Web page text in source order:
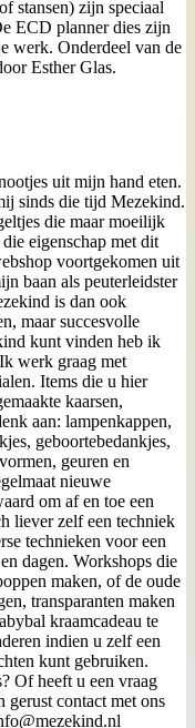
stansen) zijn speciaal
ECD planner dies zijn
werk. Onderdeel van de
Esther Glas.
uit mijn hand eten.
sinds die tijd Mezekind.
die maar moeilijk
eigenschap met dit
voortgekomen uit
baan als peuterleidster
is dan ook
maar succesvolle
kunt vinden heb ik
werk graag met
Items die u hier
kaarsen,
aan: lampenkappen,
geboortebedankjes,
geuren en
nieuwe
om af en toe een
liever zelf een techniek
technieken voor een
dagen. Workshops die
maken, of de oude
transparanten maken
kraamcadeau te
indien u zelf een
kunt gebruiken.
Of heeft u een vraag
gerust contact met ons